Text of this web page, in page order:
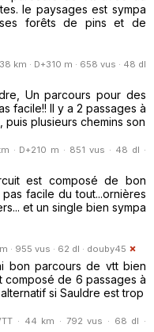
le paysages est sympa
forêts de pins et de
km · D+310 m · 658 vus · 48 dl
Un parcours pour des
facile!! Il y a 2 passages à
plusieurs chemins son
· D+210 m · 851 vus · 48 dl ·
est composé de bon
facile du tout...ornières
et un single bien sympa
· 955 vus · 62 dl · douby45
bon parcours de vtt bien
composé de 6 passages à
si Sauldre est trop
· 44 km · 792 vus · 68 dl ·